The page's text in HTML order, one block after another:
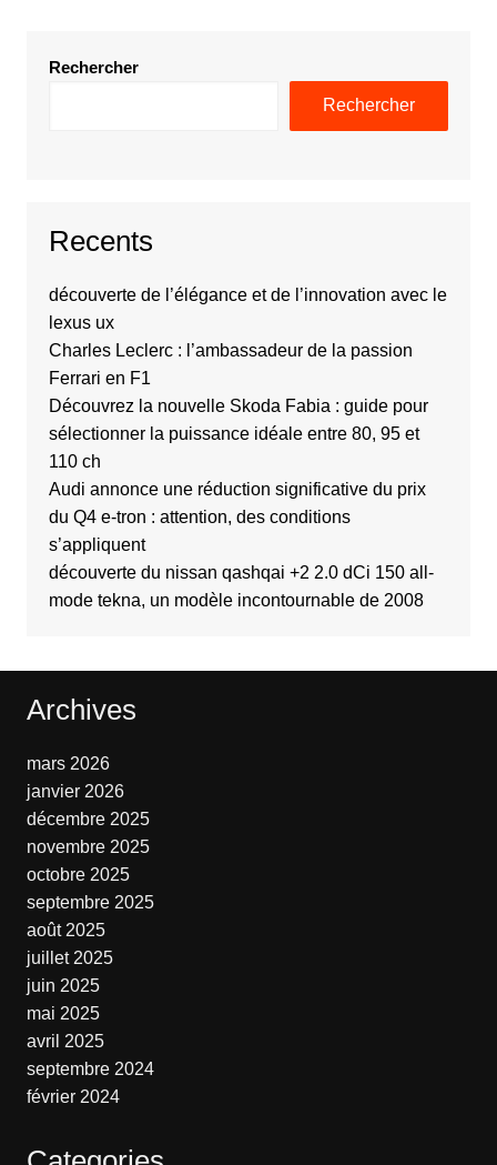
Rechercher
Rechercher
Recents
découverte de l’élégance et de l’innovation avec le
lexus ux
Charles Leclerc : l’ambassadeur de la passion
Ferrari en F1
Découvrez la nouvelle Skoda Fabia : guide pour
sélectionner la puissance idéale entre 80, 95 et
110 ch
Audi annonce une réduction significative du prix
du Q4 e-tron : attention, des conditions
s’appliquent
découverte du nissan qashqai +2 2.0 dCi 150 all-
mode tekna, un modèle incontournable de 2008
Archives
mars 2026
janvier 2026
décembre 2025
novembre 2025
octobre 2025
septembre 2025
août 2025
juillet 2025
juin 2025
mai 2025
avril 2025
septembre 2024
février 2024